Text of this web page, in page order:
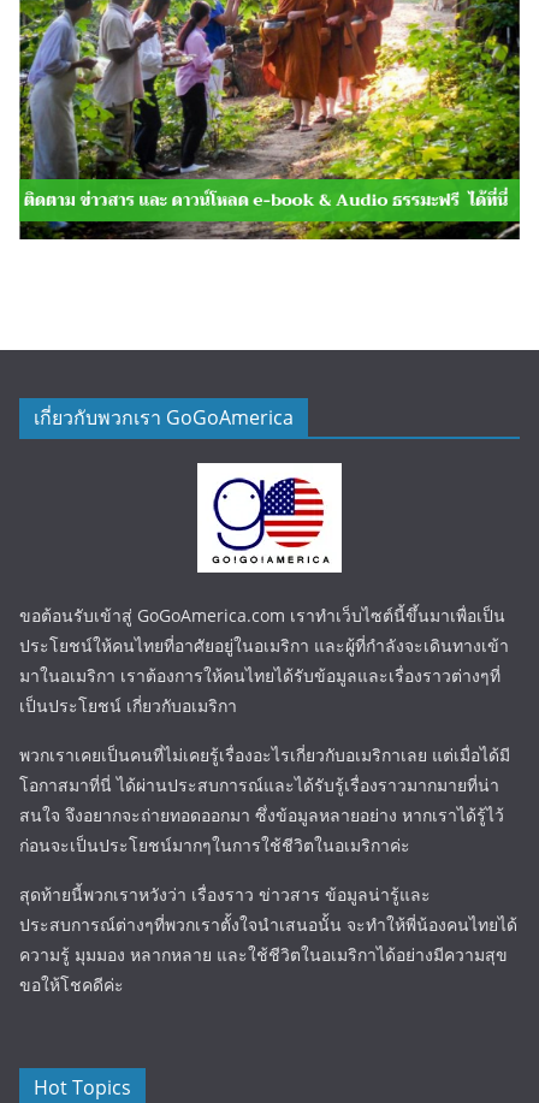
เกี่ยวกับพวกเรา GoGoAmerica
ขอต้อนรับเข้าสู่ GoGoAmerica.com เราทำเว็บไซต์นี้ขึ้นมาเพื่อเป็น
ประโยชน์ให้คนไทยที่อาศัยอยู่ในอเมริกา และผู้ที่กำลังจะเดินทางเข้า
มาในอเมริกา เราต้องการให้คนไทยได้รับข้อมูลและเรื่องราวต่างๆที่
เป็นประโยชน์ เกี่ยวกับอเมริกา
พวกเราเคยเป็นคนที่ไม่เคยรู้เรื่องอะไรเกี่ยวกับอเมริกาเลย แต่เมื่อได้มี
โอกาสมาที่นี่ ได้ผ่านประสบการณ์และได้รับรู้เรื่องราวมากมายที่น่า
สนใจ จึงอยากจะถ่ายทอดออกมา ซึ่งข้อมูลหลายอย่าง หากเราได้รู้ไว้
ก่อนจะเป็นประโยชน์มากๆในการใช้ชีวิตในอเมริกาค่ะ
สุดท้ายนี้พวกเราหวังว่า เรื่องราว ข่าวสาร ข้อมูลน่ารู้และ
ประสบการณ์ต่างๆที่พวกเราตั้งใจนำเสนอนั้น จะทำให้พี่น้องคนไทยได้
ความรู้ มุมมอง หลากหลาย และใช้ชีวิตในอเมริกาได้อย่างมีความสุข
ขอให้โชคดีค่ะ
Hot Topics